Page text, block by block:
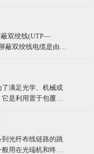
辨别。这种所谓
简单的鉴别办法是用
蔽双绞线(UTP—
蔽双绞线电缆是由多
的五种不同的质量
出现的电缆，不少
了满足光学、机械或
是利用置于包覆护
光缆主要是由光导
银、铜铝等金属，
光纤布线链路的跳
用在光端机和终端